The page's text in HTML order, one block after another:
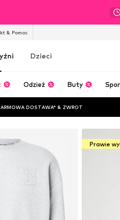
& Pomoc
Dzieci
Odzież Buty
DOSTAWA* & ZWROT
Prawie